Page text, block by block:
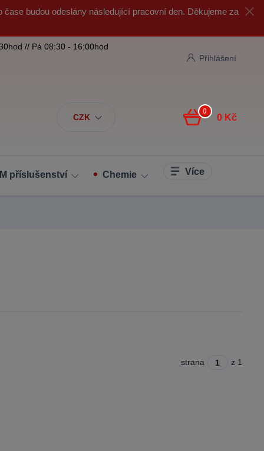
budou odeslány následující pracovní den. Děkujeme za
CZK
Přihlášení
// Pá 08:30 - 16:00hod
0
0 Kč
příslušenství Chemie Více
strana z 1